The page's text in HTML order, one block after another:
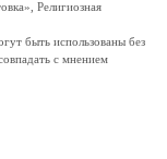
Религиозная
быть использованы без
с мнением